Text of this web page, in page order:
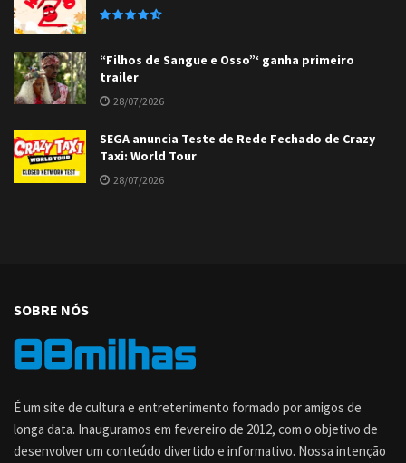
“Filhos de Sangue e Osso”‘ ganha primeiro
trailer
28/07/2026
SEGA anuncia Teste de Rede Fechado de Crazy
Taxi: World Tour
28/07/2026
SOBRE NÓS
É um site de cultura e entretenimento formado por amigos de
longa data. Inauguramos em fevereiro de 2012, com o objetivo de
desenvolver um conteúdo divertido e informativo. Nossa intenção